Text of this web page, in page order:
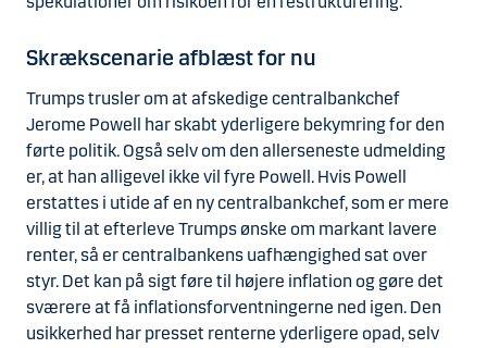
Skrækscenarie afblæst for nu
Trumps trusler om at afskedige centralbankchef
Jerome Powell har skabt yderligere bekymring for den
førte politik. Også selv om den allerseneste udmelding
er, at han alligevel ikke vil fyre Powell. Hvis Powell
erstattes i utide af en ny centralbankchef, som er mere
villig til at efterleve Trumps ønske om markant lavere
renter, så er centralbankens uafhængighed sat over
styr. Det kan på sigt føre til højere inflation og gøre det
sværere at få inflationsforventningerne ned igen. Den
usikkerhed har presset renterne yderligere opad, selv